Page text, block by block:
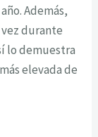
Además,
durante
lo demuestra
elevada de